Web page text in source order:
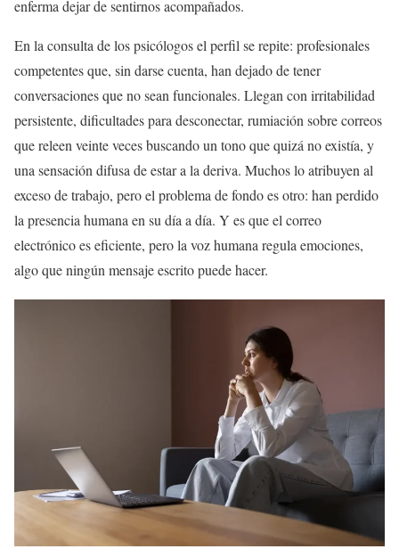
enferma dejar de sentirnos acompañados.
En la consulta de los psicólogos el perfil se repite: profesionales
competentes que, sin darse cuenta, han dejado de tener
conversaciones que no sean funcionales. Llegan con irritabilidad
persistente, dificultades para desconectar, rumiación sobre correos
que releen veinte veces buscando un tono que quizá no existía, y
una sensación difusa de estar a la deriva. Muchos lo atribuyen al
exceso de trabajo, pero el problema de fondo es otro: han perdido
la presencia humana en su día a día. Y es que el correo
electrónico es eficiente, pero la voz humana regula emociones,
algo que ningún mensaje escrito puede hacer.